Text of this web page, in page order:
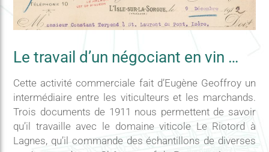
Le travail d’un négociant en vin …
Cette activité commerciale fait d’Eugène Geoffroy un
intermédiaire entre les viticulteurs et les marchands.
Trois documents de 1911 nous permettent de savoir
qu’il travaille avec le domaine viticole Le Riotord à
Lagnes, qu’il commande des échantillons de diverses